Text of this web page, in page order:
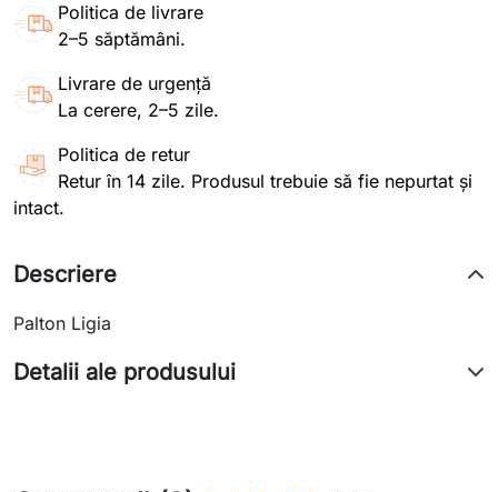
Politica de livrare
2–5 săptămâni.
Livrare de urgență
La cerere, 2–5 zile.
Politica de retur
Retur în 14 zile. Produsul trebuie să fie nepurtat și
intact.
Descriere
Palton Ligia
Detalii ale produsului